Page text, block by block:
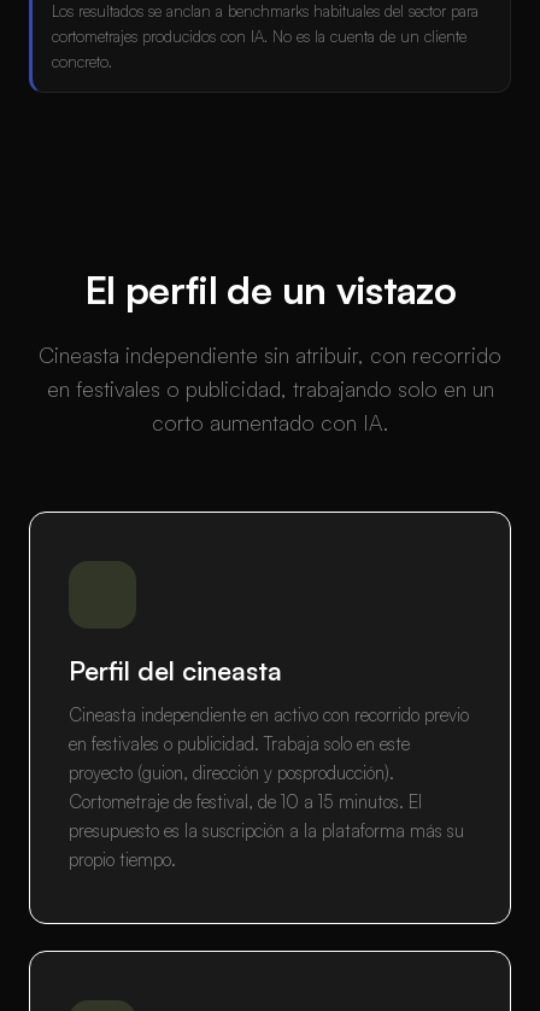
Los resultados se anclan a benchmarks habituales del sector para
cortometrajes producidos con IA. No es la cuenta de un cliente
concreto.
El perfil de un vistazo
Cineasta independiente sin atribuir, con recorrido
en festivales o publicidad, trabajando solo en un
corto aumentado con IA.
Perfil del cineasta
Cineasta independiente en activo con recorrido previo
en festivales o publicidad. Trabaja solo en este
proyecto (guion, dirección y posproducción).
Cortometraje de festival, de 10 a 15 minutos. El
presupuesto es la suscripción a la plataforma más su
propio tiempo.